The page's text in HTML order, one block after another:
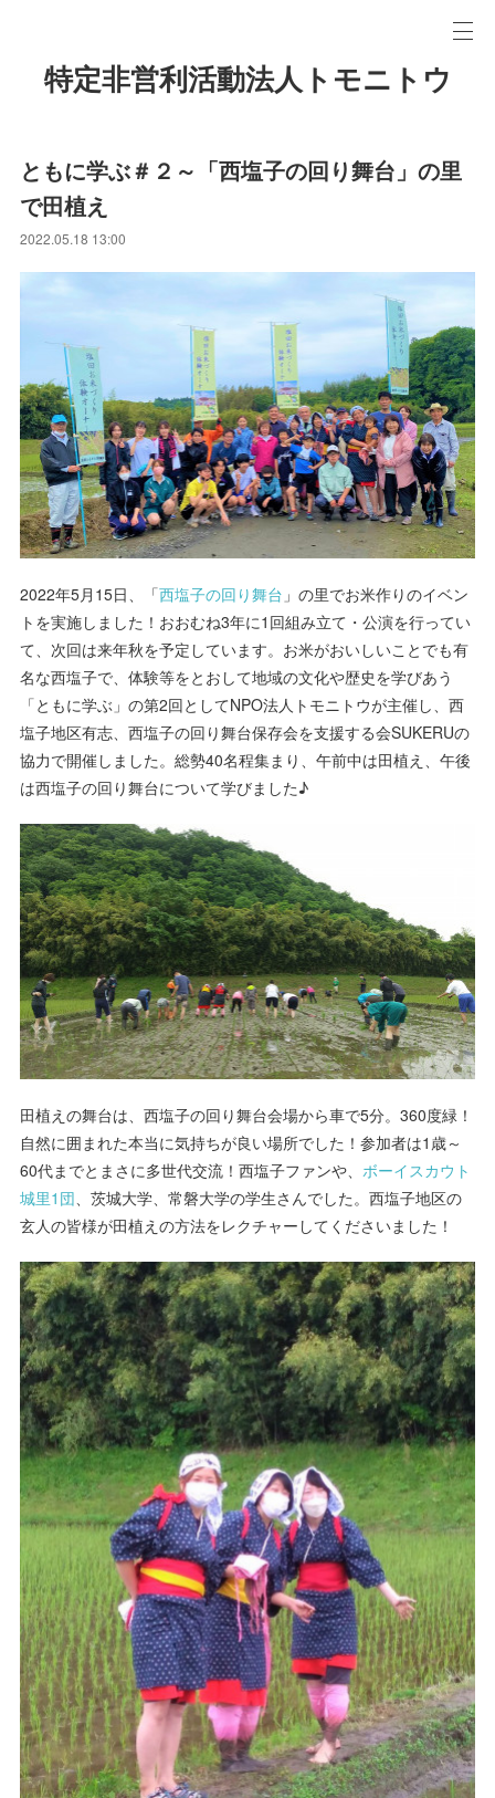
特定非営利活動法人トモニトウ
ともに学ぶ＃２～「西塩子の回り舞台」の里
で田植え
2022.05.18 13:00
2022年5月15日、「西塩子の回り舞台 」の里でお米作りのイベン
トを実施しました！おおむね3年に1回組み立て・公演を行ってい
て、次回は来年秋を予定しています。お米がおいしいことでも有
名な西塩子で、体験等をとおして地域の文化や歴史を学びあう
「ともに学ぶ」の第2回としてNPO法人トモニトウが主催し、西
塩子地区有志、西塩子の回り舞台保存会を支援する会SUKERUの
協力で開催しました。総勢40名程集まり、午前中は田植え、午後
は西塩子の回り舞台について学びました♪
田植えの舞台は、西塩子の回り舞台会場から車で5分。360度緑！
自然に囲まれた本当に気持ちが良い場所でした！参加者は1歳～
60代までとまさに多世代交流！西塩子ファンや、ボーイスカウト
城里1団、茨城大学、常磐大学の学生さんでした。西塩子地区の
玄人の皆様が田植えの方法をレクチャーしてくださいました！